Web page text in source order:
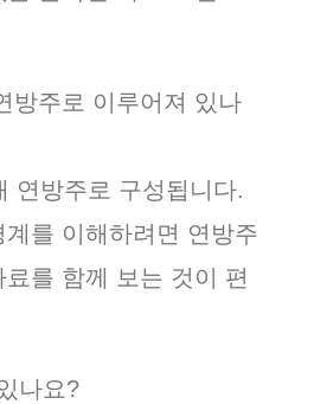
방주로 이루어져 있나
연방주로 구성됩니다.
를 이해하려면 연방주
를 함께 보는 것이 편
나요?